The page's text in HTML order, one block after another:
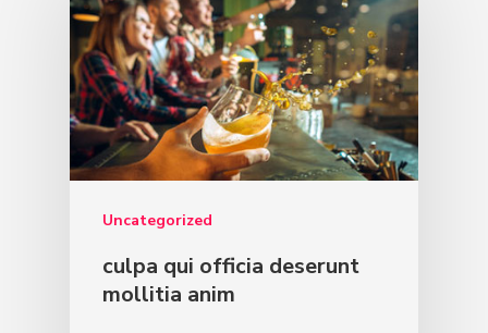
Uncategorized
culpa qui officia deserunt
mollitia anim